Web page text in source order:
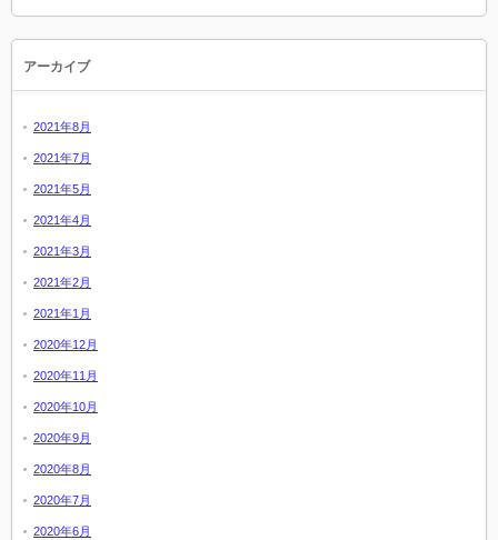
アーカイブ
2021年8月
2021年7月
2021年5月
2021年4月
2021年3月
2021年2月
2021年1月
2020年12月
2020年11月
2020年10月
2020年9月
2020年8月
2020年7月
2020年6月